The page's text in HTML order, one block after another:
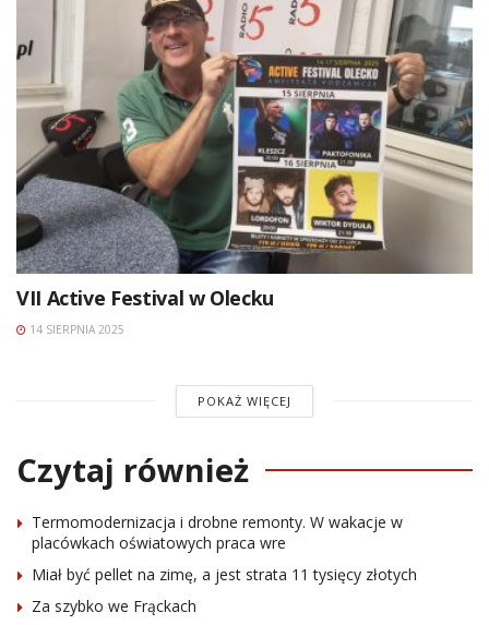
VII Active Festival w Olecku
14 SIERPNIA 2025
POKAŻ WIĘCEJ
Czytaj również
Termomodernizacja i drobne remonty. W wakacje w
placówkach oświatowych praca wre
Miał być pellet na zimę, a jest strata 11 tysięcy złotych
Za szybko we Frąckach